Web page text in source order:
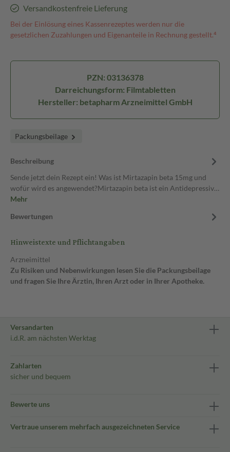
Versandkostenfreie Lieferung
Bei der Einlösung eines Kassenrezeptes werden nur die
gesetzlichen Zuzahlungen und Eigenanteile in Rechnung gestellt.⁴
PZN: 03136378
Darreichungsform: Filmtabletten
Hersteller: betapharm Arzneimittel GmbH
Packungsbeilage
Beschreibung
Sende jetzt dein Rezept ein! Was ist Mirtazapin beta 15mg und
wofür wird es angewendet?Mirtazapin beta ist ein Antidepressiv…
Mehr
Bewertungen
Hinweistexte und Pflichtangaben
Arzneimittel
Zu Risiken und Nebenwirkungen lesen Sie die Packungsbeilage
und fragen Sie Ihre Ärztin, Ihren Arzt oder in Ihrer Apotheke.
Versandarten
i.d.R. am nächsten Werktag
Zahlarten
sicher und bequem
Bewerte uns
Vertraue unserem mehrfach ausgezeichneten Service